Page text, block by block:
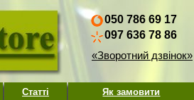
050 786 69 17
097 636 78 86
«Зворотний дзвінок»
Статті Як замовити